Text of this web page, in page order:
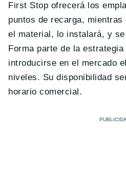
First Stop ofrecerá los
puntos de recarga,
el material, lo instalará, y
Forma parte de la
introducirse en el mercado
niveles. Su disponibilidad
horario comercial.